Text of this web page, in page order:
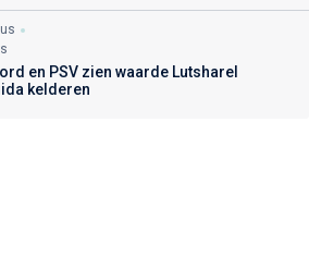
en PSV zien waarde Lutsharel
kelderen